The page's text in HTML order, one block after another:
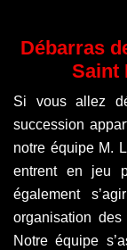
Débarras
Saint
Si vous allez
succession
notre équipe M.
entrent en jeu
également
organisation
Notre équipe